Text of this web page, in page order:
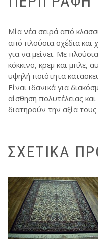
Μία νέα σειρά από
από πλούσια σχέδια και
για να μείνει. Με
κόκκινο, κρεμ και μπλε,
υψηλή ποιότητα
Είναι ιδανικά για
αίσθηση πολυτέλειας
διατηρούν την αξία
ΣΧΕΤΙΚΆ